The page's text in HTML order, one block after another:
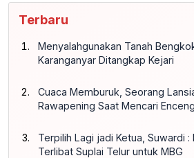
Terbaru
Menyalahgunakan Tanah
Karanganyar Ditangkap Kejari
Cuaca Memburuk, Seorang
Rawapening Saat Mencari
Terpilih Lagi jadi Ketua, Suwardi :
Terlibat Suplai Telur untuk MBG